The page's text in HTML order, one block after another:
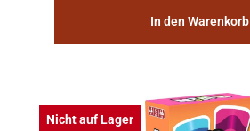
In den Warenkorb
Nicht auf Lager